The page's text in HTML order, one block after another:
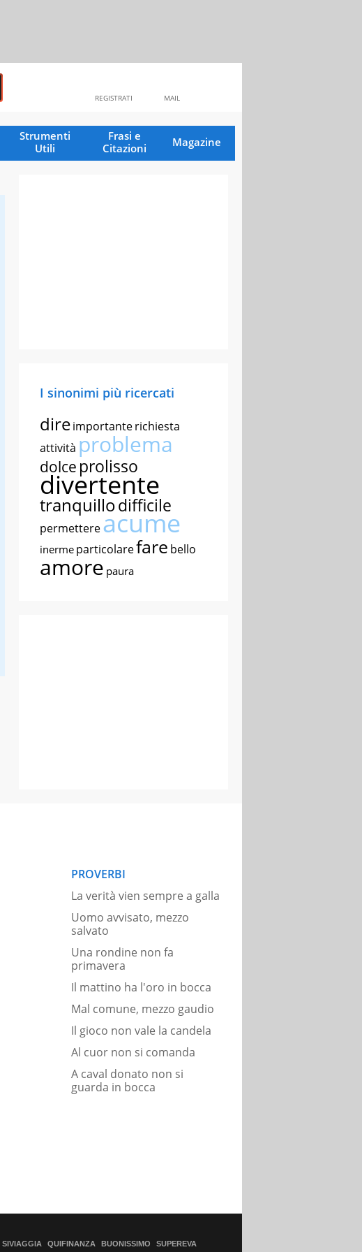
MAIL
REGISTRATI
Strumenti
Utili
Frasi e
Citazioni
Magazine
I sinonimi più ricercati
direimportanterichiesta
attività problema
dolce prolisso
divertente
tranquillodifficile
permettereacume
inerme particolarefare bello
amore paura
PROVERBI
La verità vien sempre a galla
Uomo avvisato, mezzo
salvato
Una rondine non fa
primavera
Il mattino ha l'oro in bocca
Mal comune, mezzo gaudio
Il gioco non vale la candela
Al cuor non si comanda
A caval donato non si
guarda in bocca
SIVIAGGIA QUIFINANZA BUONISSIMO SUPEREVA